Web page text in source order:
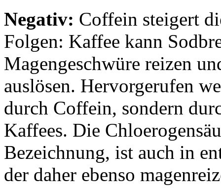
Negativ: Coffein steigert
Folgen: Kaffee kann
Magengeschwüre reizen
auslösen. Hervorgerufen
durch Coffein, sondern
Kaffees. Die
Bezeichnung, ist auch in
der daher ebenso